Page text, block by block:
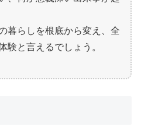
暮らしを根底から変え、全
験と言えるでしょう。